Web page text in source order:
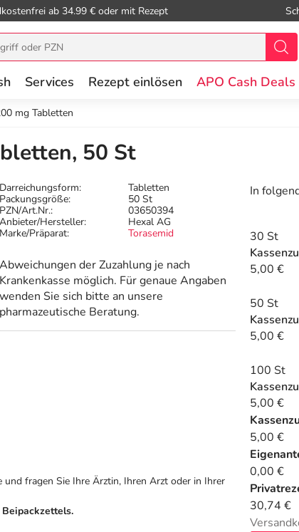
ab 34.99 € oder mit Rezept
Services Rezept einlösen APO Cash Deals
mg Tabletten
50 St
Darreichungsform:
Tabletten
Packungsgröße:
50 St
PZN/Art.Nr.:
03650394
Anbieter/Hersteller:
Hexal AG
Marke/Präparat:
Torasemid
Abweichungen der Zuzahlung je nach
Krankenkasse möglich. Für genaue Angaben
wenden Sie sich bitte an unsere
pharmazeutische Beratung.
In
30 St
5,00 €
50 St
5,00 €
100 St
5,00 €
5,00 €
0,00 €
30,74 €
fragen Sie Ihre Ärztin, Ihren Arzt oder in Ihrer